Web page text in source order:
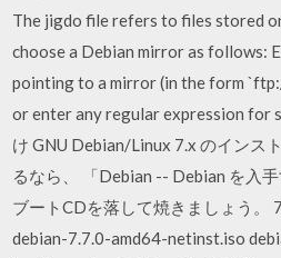
The jigdo file refers to files stored
choose a Debian mirror as follows:
pointing to a mirror (in the form
or enter any regular expression for
け GNU Debian/Linux 7.x のインス
るなら、 「Debian -- Debian を入
ブートCDを落して焼きましょう。
debian-7.7.0-amd64-netinst.iso